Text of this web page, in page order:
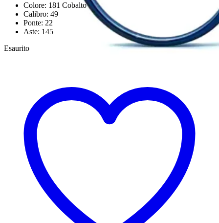
Colore: 181 Cobalto
Calibro: 49
Ponte: 22
Aste: 145
Esaurito